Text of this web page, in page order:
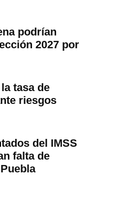
podrían
2027 por
tasa de
riesgos
del IMSS
falta de